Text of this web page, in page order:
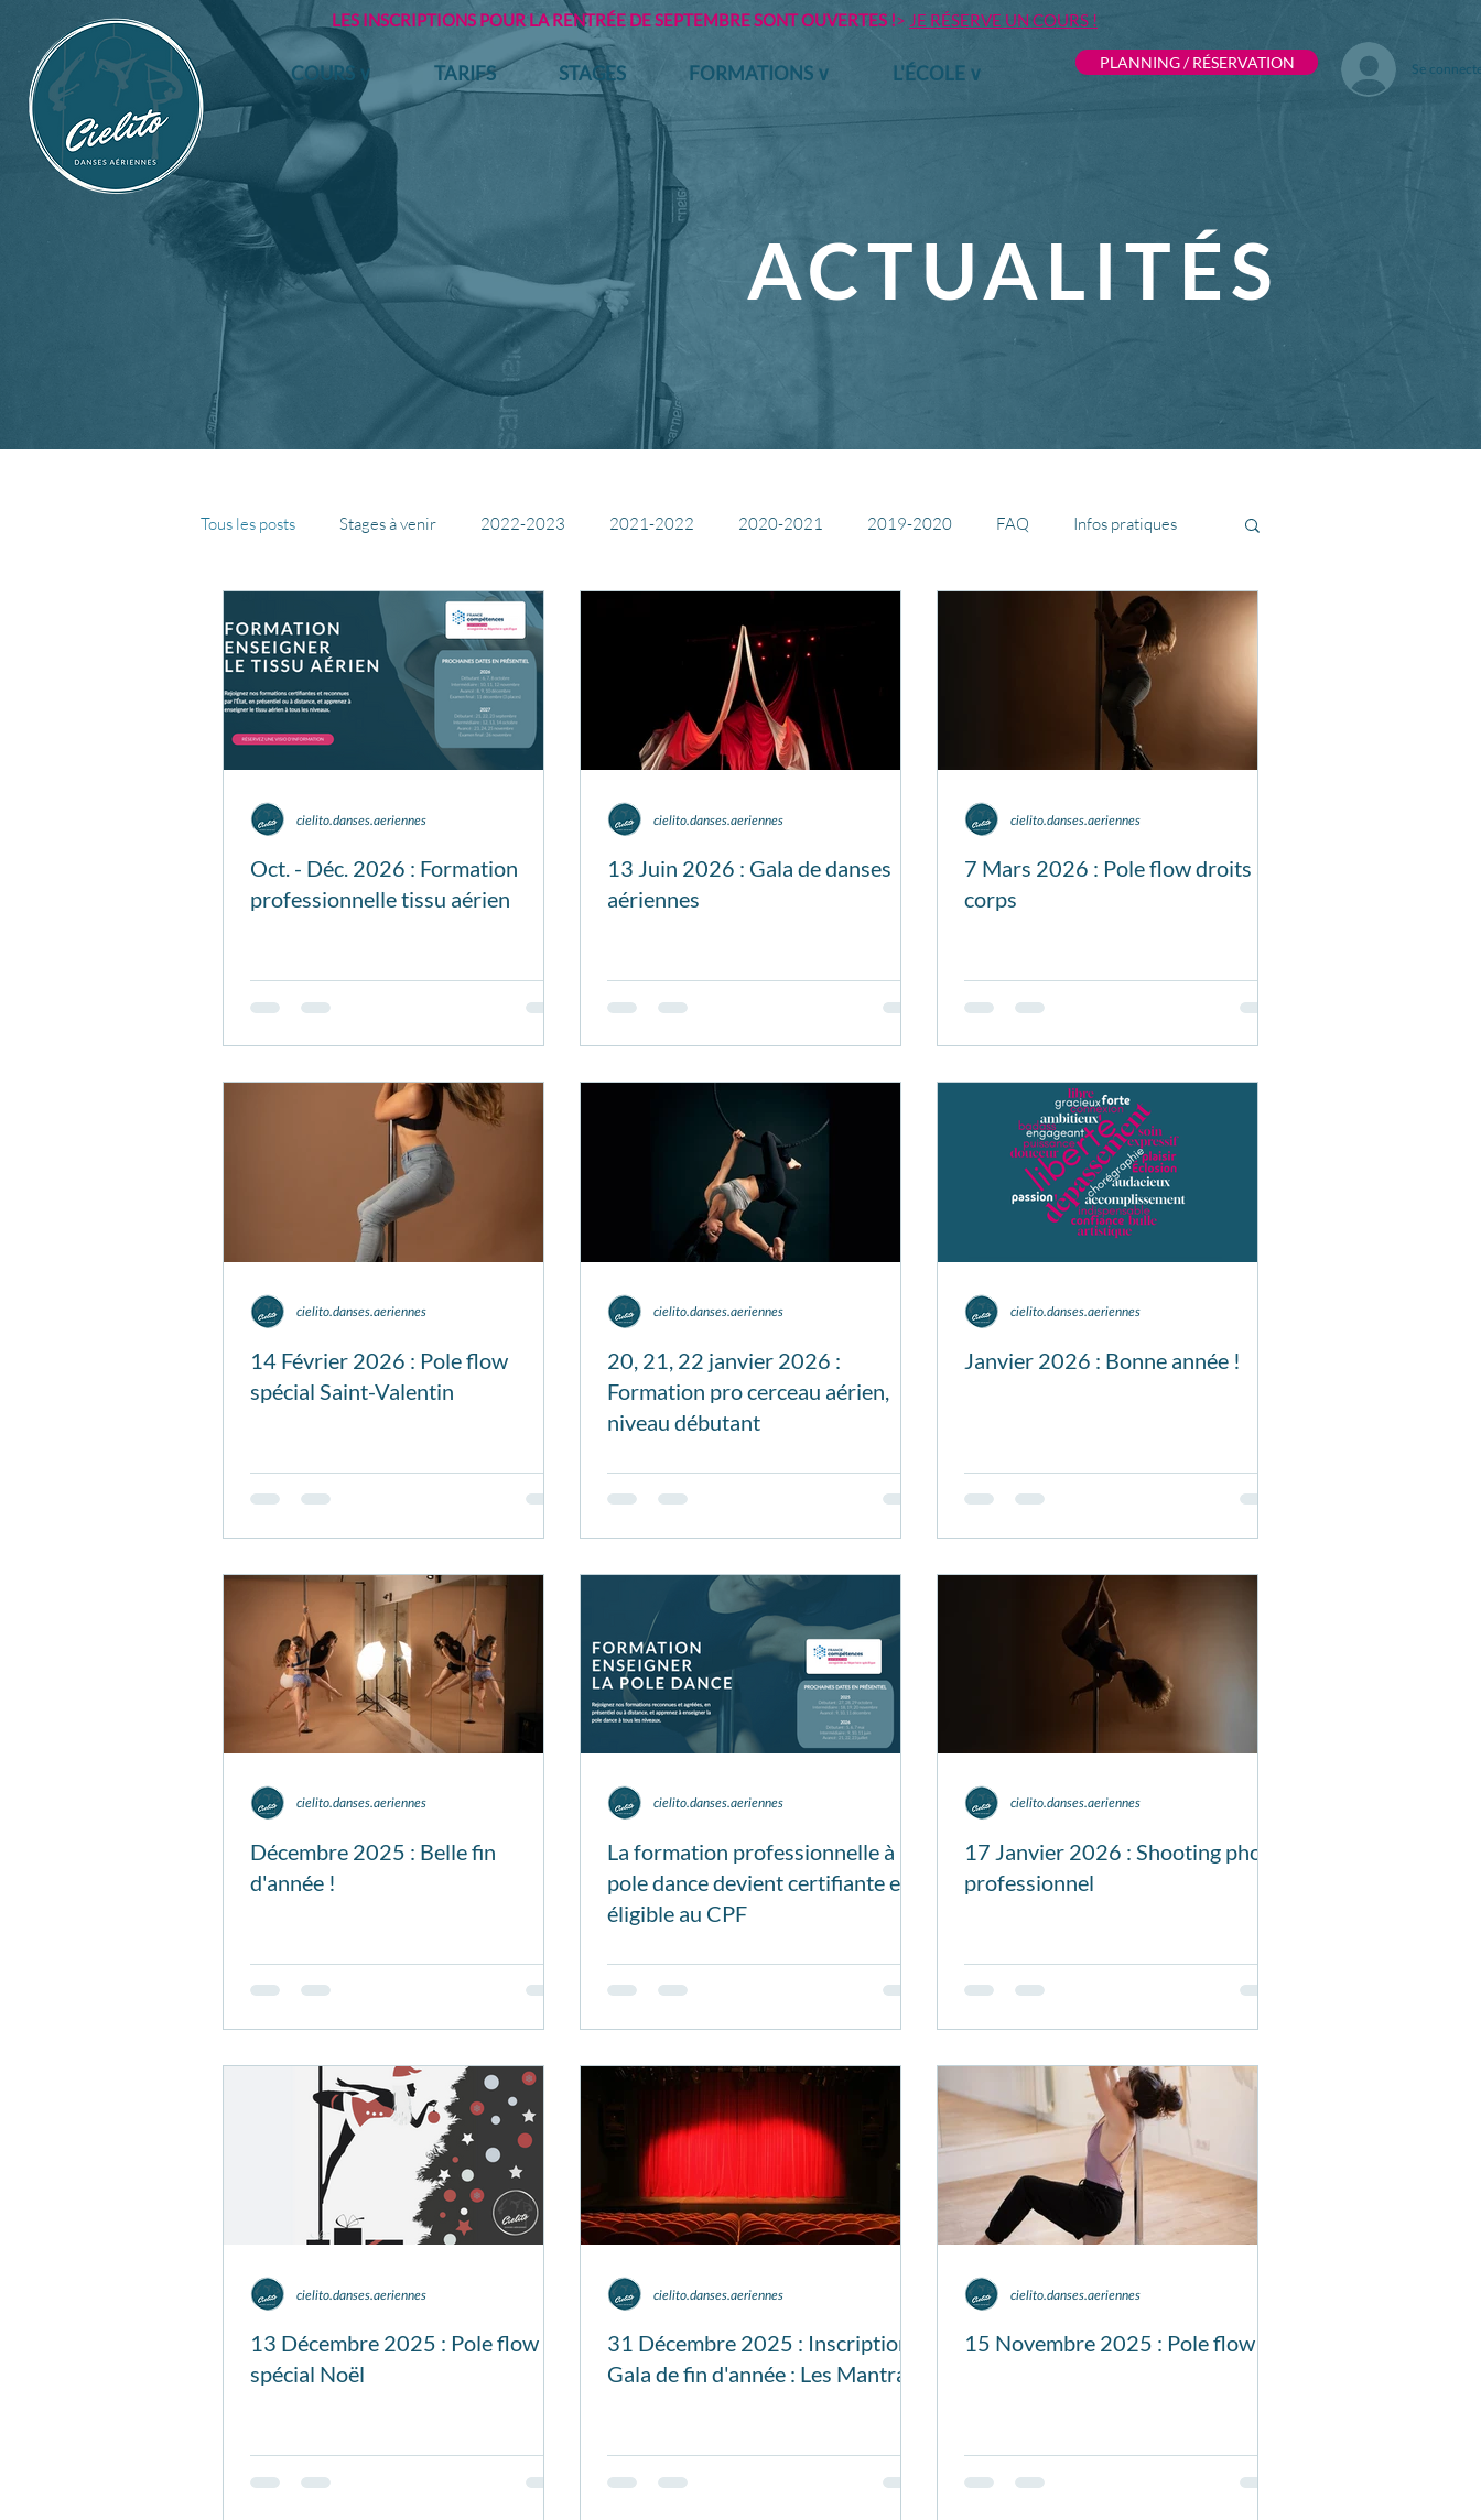
COURS ∨ TARIFS STAGES FORMATIONS ∨ L'ÉCOLE ∨ PLANNING / RÉSERVATION
LES INSCRIPTIONS POUR LA RENTRÉE DE SEPTEMBRE SONT OUVERTES !> JE RÉSERVE UN COURS !
Se
ACTUALITÉS
Tous les posts Stages à venir 2022-2023 2021-2022 2020-2021 2019-2020 FAQ Infos pratiques
2024-2025 Stages 2025
Oct. - Déc. 2026 : Formation
professionnelle tissu aérien
cielito.danses.aeriennes
13 Juin 2026 : Gala de danses
aériennes
cielito.danses.aeriennes
7 Mars 2026 : Pole flow droits au
corps
cielito.danses.aeriennes
14 Février 2026 : Pole flow
spécial Saint-Valentin
cielito.danses.aeriennes
20, 21, 22 janvier 2026 :
Formation pro cerceau aérien,
niveau débutant
cielito.danses.aeriennes
Janvier 2026 : Bonne année !
cielito.danses.aeriennes
Décembre 2025 : Belle fin
d'année !
cielito.danses.aeriennes
La formation professionnelle à la
pole dance devient certifiante et
éligible au CPF
cielito.danses.aeriennes
17 Janvier 2026 : Shooting photo
professionnel
cielito.danses.aeriennes
13 Décembre 2025 : Pole flow
spécial Noël
cielito.danses.aeriennes
31 Décembre 2025 : Inscriptions
Gala de fin d'année : Les Mantras.
cielito.danses.aeriennes
15 Novembre 2025 : Pole flow
cielito.danses.aeriennes